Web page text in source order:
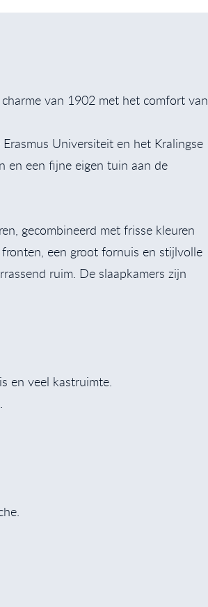
van 1902 met het comfort van
Universiteit en het Kralingse
en een fijne eigen tuin aan de
gecombineerd met frisse kleuren
een groot fornuis en stijlvolle
ruim. De slaapkamers zijn
en veel kastruimte.